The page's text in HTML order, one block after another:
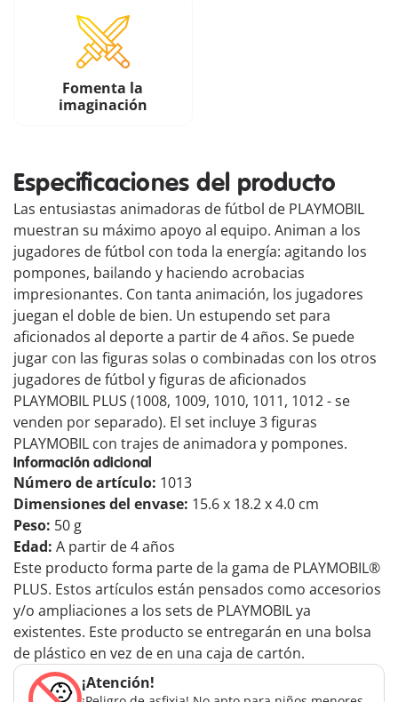
Fomenta la
imaginación
Especificaciones del producto
Las entusiastas animadoras de fútbol de PLAYMOBIL
muestran su máximo apoyo al equipo. Animan a los
jugadores de fútbol con toda la energía: agitando los
pompones, bailando y haciendo acrobacias
impresionantes. Con tanta animación, los jugadores
juegan el doble de bien. Un estupendo set para
aficionados al deporte a partir de 4 años. Se puede
jugar con las figuras solas o combinadas con los otros
jugadores de fútbol y figuras de aficionados
PLAYMOBIL PLUS (1008, 1009, 1010, 1011, 1012 - se
venden por separado). El set incluye 3 figuras
PLAYMOBIL con trajes de animadora y pompones.
Información adicional
Número de artículo: 1013
Dimensiones del envase: 15.6 x 18.2 x 4.0 cm
Peso: 50 g
Edad: A partir de 4 años
Este producto forma parte de la gama de PLAYMOBIL®
PLUS. Estos artículos están pensados como accesorios
y/o ampliaciones a los sets de PLAYMOBIL ya
existentes. Este producto se entregarán en una bolsa
de plástico en vez de en una caja de cartón.
¡Atención!